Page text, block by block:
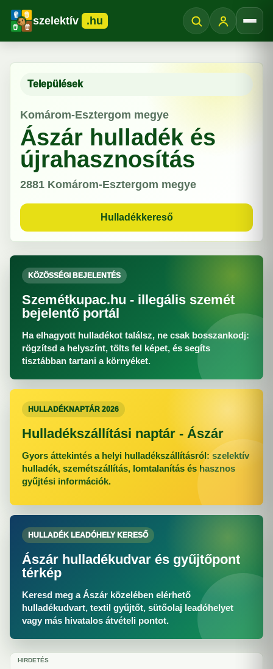
szelektív .hu
Települések
Komárom-Esztergom megye
Ászár hulladék és
újrahasznosítás
2881 Komárom-Esztergom megye
Hulladékkereső
KÖZÖSSÉGI BEJELENTÉS
Szemétkupac.hu - illegális szemét
bejelentő portál
Ha elhagyott hulladékot találsz, ne csak bosszankodj:
rögzítsd a helyszínt, tölts fel képet, és segíts
tisztábban tartani a környéket.
HULLADÉKNAPTÁR 2026
Hulladékszállítási naptár - Ászár
Gyors áttekintés a helyi hulladékszállításról: szelektív
hulladék, szemétszállítás, lomtalanítás és hasznos
gyűjtési információk.
HULLADÉK LEADÓHELY KERESŐ
Ászár hulladékudvar és gyűjtőpont
térkép
Keresd meg a Ászár közelében elérhető
hulladékudvart, textil gyűjtőt, sütőolaj leadóhelyet
vagy más hivatalos átvételi pontot.
HIRDETÉS